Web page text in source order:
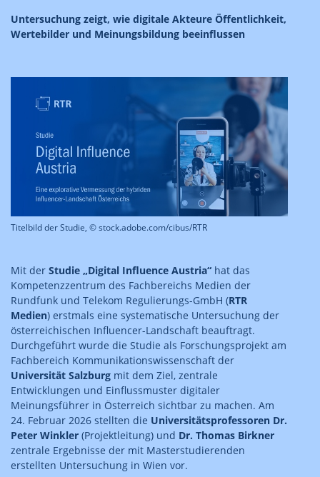
Untersuchung zeigt, wie digitale Akteure Öffentlichkeit,
Wertebilder und Meinungsbildung beeinflussen
Titelbild der Studie, © stock.adobe.com/cibus/RTR
Mit der Studie „Digital Influence Austria“ hat das
Kompetenzzentrum des Fachbereichs Medien der
Rundfunk und Telekom Regulierungs-GmbH (RTR
Medien) erstmals eine systematische Untersuchung der
österreichischen Influencer-Landschaft beauftragt.
Durchgeführt wurde die Studie als Forschungsprojekt am
Fachbereich Kommunikationswissenschaft der
Universität Salzburg mit dem Ziel, zentrale
Entwicklungen und Einflussmuster digitaler
Meinungsführer in Österreich sichtbar zu machen. Am
24. Februar 2026 stellten die Universitätsprofessoren Dr.
Peter Winkler (Projektleitung) und Dr. Thomas Birkner
zentrale Ergebnisse der mit Masterstudierenden
erstellten Untersuchung in Wien vor.